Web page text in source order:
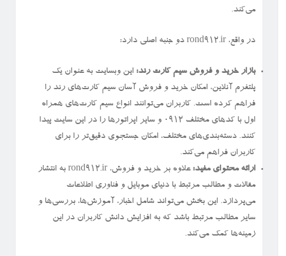
می‌کند.
در واقع، rond912.ir دو جنبه اصلی دارد:
بازار خرید و فروش سیم کارت رند: این وبسایت به عنوان یک
پلتفرم آنلاین، امکان خرید و فروش آسان سیم کارت‌های رند را
فراهم کرده است. کاربران می‌توانند انواع سیم کارت‌های همراه
اول با کدهای مختلف ۰۹۱۲ و سایر اپراتورها را در این سایت پیدا
کنند. دسته‌بندی‌های مختلف، امکان جستجوی دقیق‌تر را برای
کاربران فراهم می‌کند.
ارائه محتوای مفید:
علاوه بر خرید و فروش، rond912.ir به انتشار
مقالات و مطالب مرتبط با دنیای موبایل و فناوری اطلاعات
می‌پردازد. این بخش می‌تواند شامل اخبار، آموزش‌ها، بررسی‌ها و
سایر مطالب مرتبط باشد که به افزایش دانش کاربران در این
زمینه‌ها کمک می‌کند.